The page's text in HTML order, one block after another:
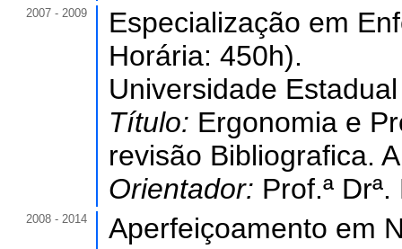
2007 - 2009
Especialização em
Horária: 450h).
Universidade
Título: Ergonomia e
revisão Bibliografica.
Orientador: Prof.ª
2008 - 2014
Aperfeiçoamento em